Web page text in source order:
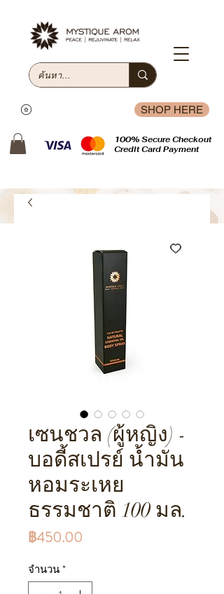
SHOP HERE
100% Secure Checkout
Credit Card Payment
เซนชวล (ผู้หญิง) -
บอดี้สเปรย์ น้ำมัน
หอมระเหย
ธรรมชาติ 100 มล.
฿450.00
จำนวน*